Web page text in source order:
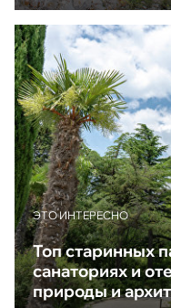
ЭТО ИНТЕРЕСНО
Топ старинных
санаториях и
природы и